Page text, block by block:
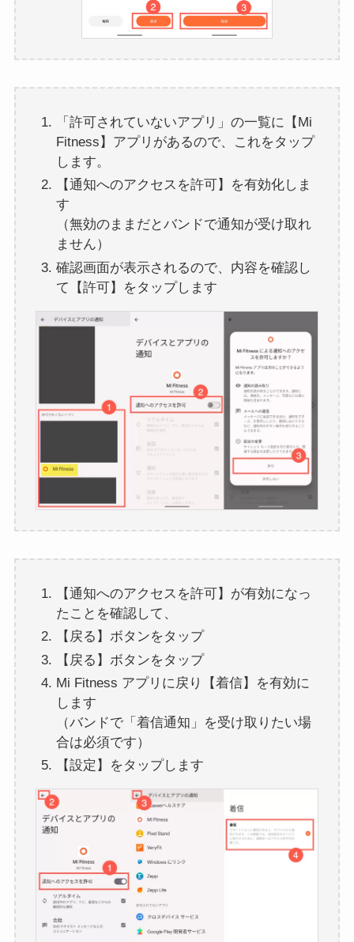
「許可されていないアプリ」の一覧に【Mi
Fitness】アプリがあるので、これをタップ
します。
【通知へのアクセスを許可】を有効化しま
す
（無効のままだとバンドで通知が受け取れ
ません）
確認画面が表示されるので、内容を確認し
て【許可】をタップします
【通知へのアクセスを許可】が有効になっ
たことを確認して、
【戻る】ボタンをタップ
【戻る】ボタンをタップ
Mi Fitness アプリに戻り【着信】を有効に
します
（バンドで「着信通知」を受け取りたい場
合は必須です）
【設定】をタップします